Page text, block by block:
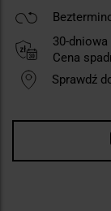
30-dniowa
Cena
Sprawdź